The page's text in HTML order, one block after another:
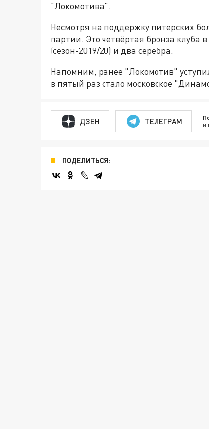
"Локомотива".
Несмотря на поддержку питерских
партии. Это четвёртая бронза клуба
(сезон-2019/20) и два серебра.
Напомним, ранее "Локомотив"
в пятый раз стало московское
ДЗЕН ТЕЛЕГРАМ и
ПОДЕЛИТЬСЯ: